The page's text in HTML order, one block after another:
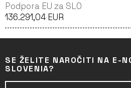
Podpora EU za SLO
136.291,04 EUR
SE ŽELITE NAROČITI NA E-
SLOVENIA?